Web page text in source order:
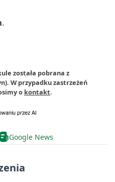
.
została pobrana z
W przypadku zastrzeżeń
o kontakt.
Google News